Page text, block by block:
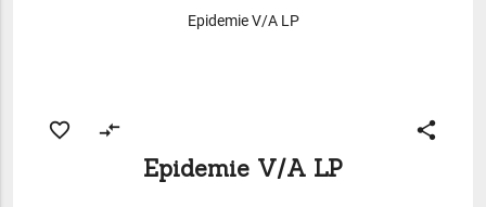
Epidemie V/A LP
favorite_border compare_arrows share
Epidemie V/A LP